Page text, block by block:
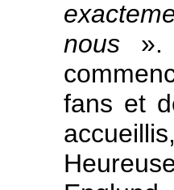
nous
fans et